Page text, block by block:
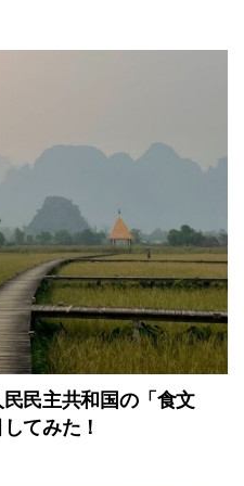
民民主共和国の「食文
てみた！